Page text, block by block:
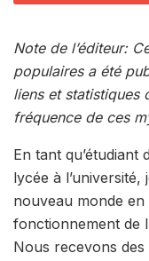
Note de l’éditeur:
populaires a été
liens et statistiques
fréquence de ces
En tant
lycée à
nouveau monde
fonctionnement de
Nous recevons des